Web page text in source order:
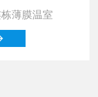
薄膜温室